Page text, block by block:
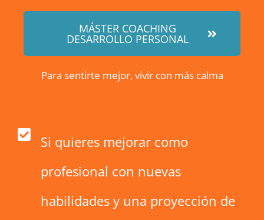
MÁSTER COACHING
DESARROLLO PERSONAL
Para sentirte mejor, vivir con más calma
Si quieres mejorar como
profesional con nuevas
habilidades y una proyección de